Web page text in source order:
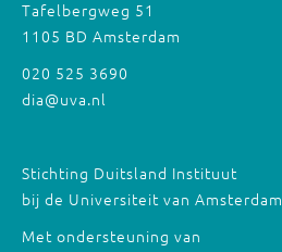
Tafelbergweg 51
1105 BD Amsterdam
020 525 3690
dia@uva.nl
Stichting Duitsland Instituut
bij de Universiteit van Amsterdam
Met ondersteuning van